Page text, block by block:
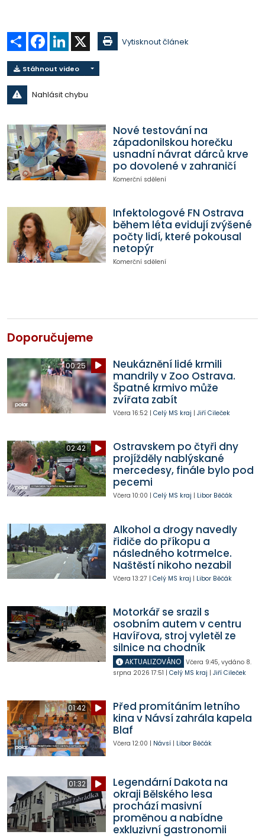
Sdílet Facebook
LinkedIn Vytisknout článek
Stáhnout video
Nahlásit chybu
Nové testování na
západonilskou horečku
usnadní návrat dárců krve
po dovolené v zahraničí
Komerční sdělení
Infektologové FN Ostrava
během léta evidují zvýšené
počty lidí, které pokousal
netopýr
Komerční sdělení
Doporučujeme
00:25
Neukáznění lidé krmili
mandrily v Zoo Ostrava.
Špatné krmivo může
zvířata zabít
Včera 16:52| Celý MS kraj | Jiří Cileček
02:42
Ostravskem po čtyři dny
projížděly nablýskané
mercedesy, finále bylo pod
pecemi
Včera 10:00 | Celý MS kraj | Libor Běčák
Alkohol a drogy navedly
řidiče do příkopu a
následného kotrmelce.
Naštěstí nikoho nezabil
Včera 13:27 | Celý MS kraj | Libor Běčák
Motorkář se srazil s
osobním autem v centru
Havířova, stroj vyletěl ze
silnice na chodník
AKTUALIZOVÁNO Včera 9:45, vydáno 8.
srpna 2026 17:51 | Celý MS kraj | Jiří Cileček
01:42
Před promítáním letního
kina v Návsí zahrála kapela
Blaf
Včera 12:00 | Návsí| Libor Běčák
01:32
Legendární Dakota na
okraji Bělského lesa
prochází masivní
proměnou a nabídne
exkluzivní gastronomii